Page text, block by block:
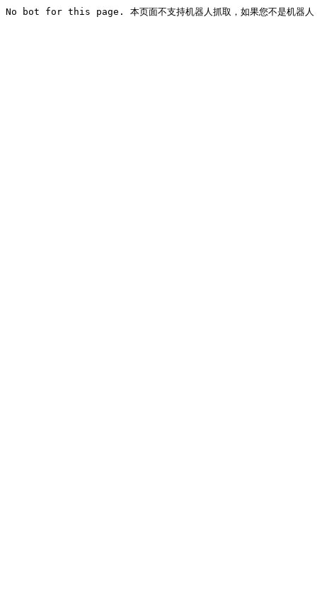
No bot for this page. 本页面不支持机器人抓取，如果您不是机器人，